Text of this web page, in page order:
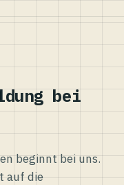
bei
beginnt bei uns.
auf die